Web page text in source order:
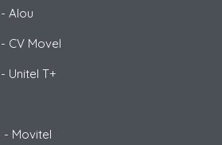
- Alou
- CV Movel
- Unitel T+
- Movitel